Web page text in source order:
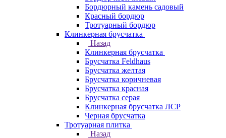
Бордюрный камень садовый
Красный бордюр
Тротуарный бордюр
Клинкерная брусчатка
Назад
Клинкерная брусчатка
Брусчатка Feldhaus
Брусчатка желтая
Брусчатка коричневая
Брусчатка красная
Брусчатка серая
Клинкерная брусчатка ЛСР
Черная брусчатка
Тротуарная плитка
Назад